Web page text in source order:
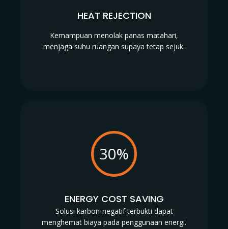
HEAT REJECTION
Kemampuan menolak panas matahari,
menjaga suhu ruangan supaya tetap sejuk.
30%
ENERGY COST SAVING
Solusi karbon-negatif terbukti dapat
menghemat biaya pada penggunaan energi.